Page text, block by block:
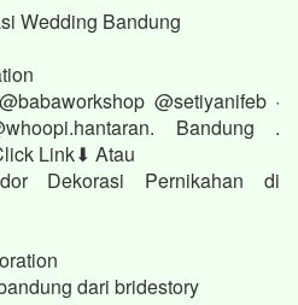
Wedding Bandung
@setiyanifeb ·
Bandung .
Link⬇ Atau
Dekorasi Pernikahan di
dari bridestory